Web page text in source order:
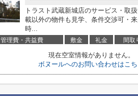
トラスト武蔵新城店のサービス・取
載以外の物件も見学、条件交渉可・
時...
管理費・共益費 敷金 礼金 間取
現在空室情報がありません。
ボヌールへのお問い合わせはこち